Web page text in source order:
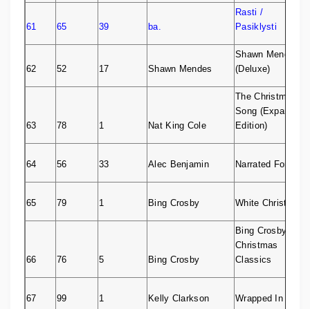
61 65 39 ba.
Rasti /
Pasiklysti
62 52 17 Shawn Mendes
Shawn Mendes
(Deluxe)
63 78 1 Nat King Cole
The Christmas
Song (Expanded
Edition)
64 56 33 Alec Benjamin Narrated For You
65 79 1 Bing Crosby White Christmas
66 76 5 Bing Crosby
Bing Crosby –
Christmas
Classics
67 99 1 Kelly Clarkson Wrapped In Red